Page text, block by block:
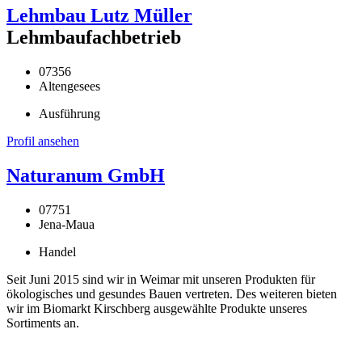
Lehmbau Lutz Müller
Lehmbaufachbetrieb
07356
Altengesees
Ausführung
Profil ansehen
Naturanum GmbH
07751
Jena-Maua
Handel
Seit Juni 2015 sind wir in Weimar mit unseren Produkten für
ökologisches und gesundes Bauen vertreten. Des weiteren bieten
wir im Biomarkt Kirschberg ausgewählte Produkte unseres
Sortiments an.